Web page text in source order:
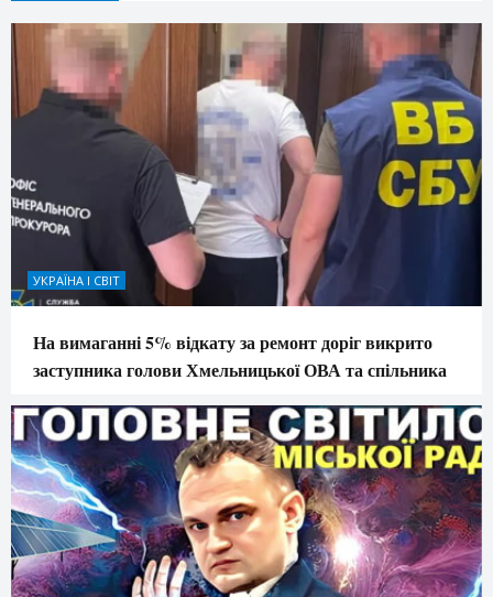
УКРАЇНА І СВІТ
На вимаганні 5% відкату за ремонт доріг викрито
заступника голови Хмельницької ОВА та спільника